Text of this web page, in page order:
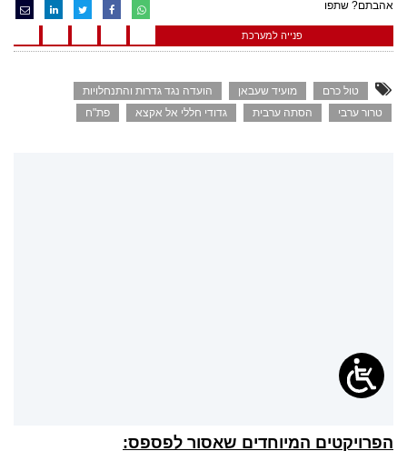
אהבתם? שתפו
פנייה למערכת
טול כרם מועיד שעבאן
הועדה נגד גדרות והתנחלויות
טרור ערבי
הסתה ערבית גדודי חללי אל אקצא פת"ח
הפרויקטים המיוחדים שאסור לפספס: